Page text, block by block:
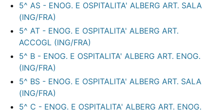
5^ AS - ENOG. E OSPITALITA' ALBERG ART. SALA
(ING/FRA)
5^ AT - ENOG. E OSPITALITA' ALBERG ART.
ACCOGL (ING/FRA)
5^ B - ENOG. E OSPITALITA' ALBERG ART. ENOG.
(ING/FRA)
5^ BS - ENOG. E OSPITALITA' ALBERG ART. SALA
(ING/FRA)
5^ C - ENOG. E OSPITALITA' ALBERG ART. ENOG.